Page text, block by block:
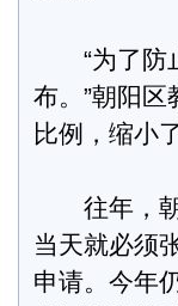
“为了防止
布。”朝阳
比例，缩小
往年，朝
当天就必须
申请。今年